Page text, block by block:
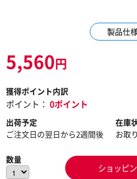
製品仕
5,560円
獲得ポイント内訳
ポイント： 0ポイント
出荷予定
ご注文日の翌日から2週間後
在庫
お取
数量
ショッピ